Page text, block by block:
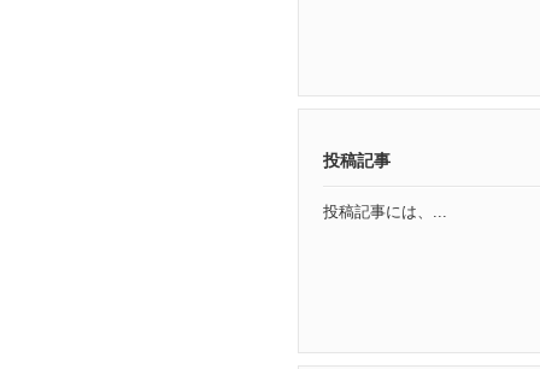
投稿記事
投稿記事には、...